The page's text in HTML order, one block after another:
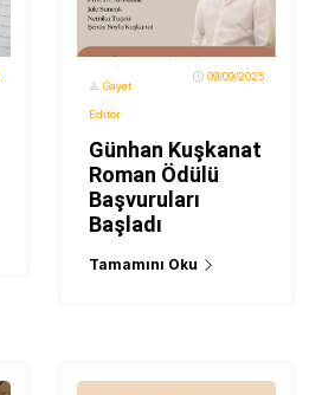
Gayet
Editör
09/09/2025
Günhan Kuşkanat
Roman Ödülü
Başvuruları
Başladı
Tamamını Oku